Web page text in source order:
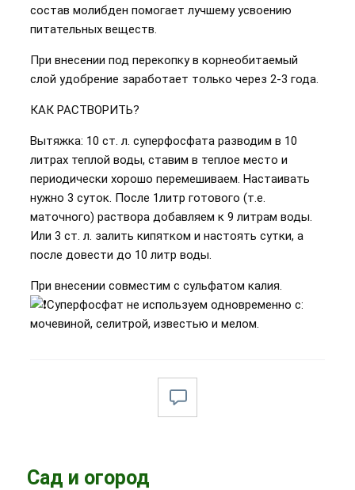
состав молибден помогает лучшему усвоению
питательных веществ.
При внесении под перекопку в корнеобитаемый
слой удобрение заработает только через 2-3 года.
КАК РАСТВОРИТЬ?
Вытяжка: 10 ст. л. суперфосфата разводим в 10
литрах теплой воды, ставим в теплое место и
периодически хорошо перемешиваем. Настаивать
нужно 3 суток. После 1литр готового (т.е.
маточного) раствора добавляем к 9 литрам воды.
Или 3 ст. л. залить кипятком и настоять сутки, а
после довести до 10 литр воды.
При внесении совместим с сульфатом калия.
Суперфосфат не используем одновременно с:
мочевиной, селитрой, известью и мелом.
Сад и огород